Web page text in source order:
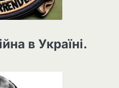
в Україні.